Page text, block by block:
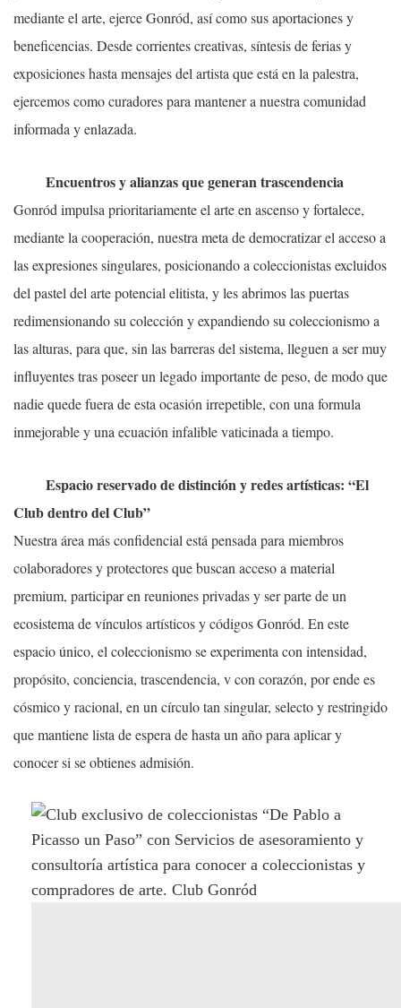
mediante el arte, ejerce Gonród, así como sus aportaciones y
beneficencias. Desde corrientes creativas, síntesis de ferias y
exposiciones hasta mensajes del artista que está en la palestra,
ejercemos como curadores para mantener a nuestra comunidad
informada y enlazada.
Encuentros y alianzas que generan trascendencia
Gonród impulsa prioritariamente el arte en ascenso y fortalece,
mediante la cooperación, nuestra meta de democratizar el acceso a
las expresiones singulares, posicionando a coleccionistas excluidos
del pastel del arte potencial elitista, y les abrimos las puertas
redimensionando su colección y expandiendo su coleccionismo a
las alturas, para que, sin las barreras del sistema, lleguen a ser muy
influyentes tras poseer un legado importante de peso, de modo que
nadie quede fuera de esta ocasión irrepetible, con una formula
inmejorable y una ecuación infalible vaticinada a tiempo.
Espacio reservado de distinción y redes artísticas: “El
Club dentro del Club”
Nuestra área más confidencial está pensada para miembros
colaboradores y protectores que buscan acceso a material
premium, participar en reuniones privadas y ser parte de un
ecosistema de vínculos artísticos y códigos Gonród. En este
espacio único, el coleccionismo se experimenta con intensidad,
propósito, conciencia, trascendencia, v con corazón, por ende es
cósmico y racional, en un círculo tan singular, selecto y restringido
que mantiene lista de espera de hasta un año para aplicar y
conocer si se obtienes admisión.